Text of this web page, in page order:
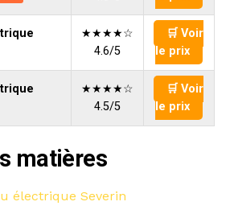
★★★★☆
4.6/5
🛒 Voir
le prix
★★★★☆
4.5/5
🛒 Voir
le prix
matières
électrique Severin